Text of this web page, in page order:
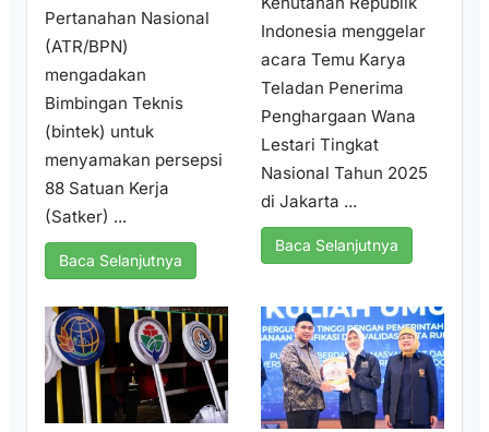
Pertanahan Nasional
(ATR/BPN)
mengadakan
Bimbingan Teknis
(bintek) untuk
menyamakan persepsi
88 Satuan Kerja
(Satker) ...
Baca Selanjutnya
Indonesia menggelar
acara Temu Karya
Teladan Penerima
Penghargaan Wana
Lestari Tingkat
Nasional Tahun 2025
di Jakarta ...
Baca Selanjutnya